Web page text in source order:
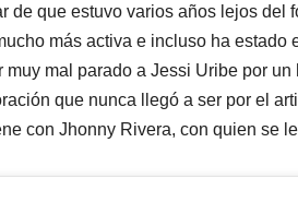
o
o
k
d
I
n
d
s
de que estuvo varios años lejos del
más activa e incluso ha
muy mal parado a Jessi Uribe por
que nunca llegó a ser por el
con Jhonny Rivera, con quien se